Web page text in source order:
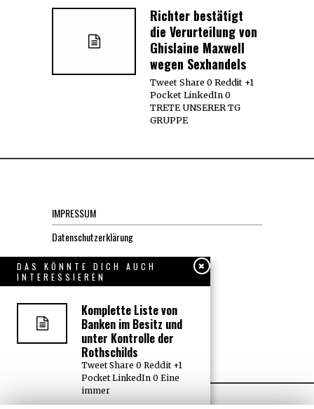
Richter bestätigt
die Verurteilung von
Ghislaine Maxwell
wegen Sexhandels
Tweet Share 0 Reddit +1
Pocket LinkedIn 0
TRETE UNSERER TG
GRUPPE
IMPRESSUM
Datenschutzerklärung
KONTAKT
JOBS
Über uns, den “Wächter”
DAS KÖNNTE DICH AUCH
INTERESSIEREN
Komplette Liste von
Banken im Besitz und
unter Kontrolle der
Rothschilds
Tweet Share 0 Reddit +1
Pocket LinkedIn 0 Eine
immer